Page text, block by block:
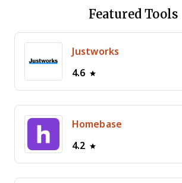
Featured Tools
Justworks
4.6
Homebase
4.2